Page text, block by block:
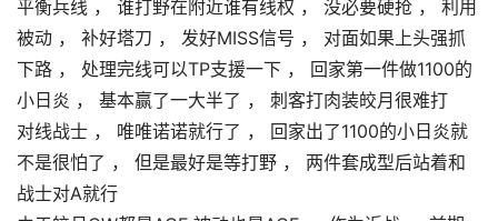
平衡兵线 ， 谁打野在附近谁有线权 ， 没必要硬抢 ， 利用
被动 ， 补好塔刀 ， 发好MISS信号 ， 对面如果上头强抓
下路 ， 处理完线可以TP支援一下 ， 回家第一件做1100的
小日炎 ， 基本赢了一大半了 ， 刺客打肉装皎月很难打
对线战士 ， 唯唯诺诺就行了 ， 回家出了1100的小日炎就
不是很怕了 ， 但是最好是等打野 ， 两件套成型后站着和
战士对A就行